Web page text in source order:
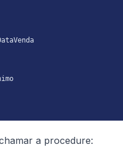
a procedure: